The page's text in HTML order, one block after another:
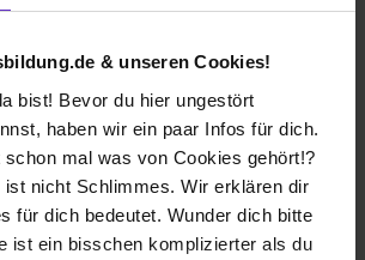
& unseren Cookies!
bist! Bevor du hier ungestört
haben wir ein paar Infos für dich.
mal was von Cookies gehört!?
ist nicht Schlimmes. Wir erklären dir
für dich bedeutet. Wunder dich bitte
ist ein bisschen komplizierter als du
GmbH
63
an der Brenz